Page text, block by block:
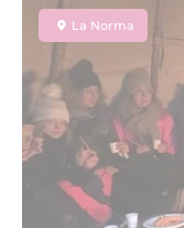
La Norma